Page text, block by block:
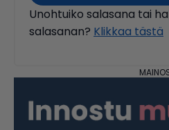
Unohtuiko salasana tai
salasanan? Klikkaa tästä